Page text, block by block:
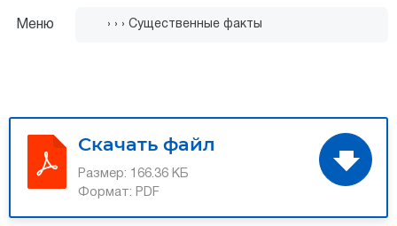
Меню
Скачать файл
Размер: 166.36 КБ
Формат: PDF